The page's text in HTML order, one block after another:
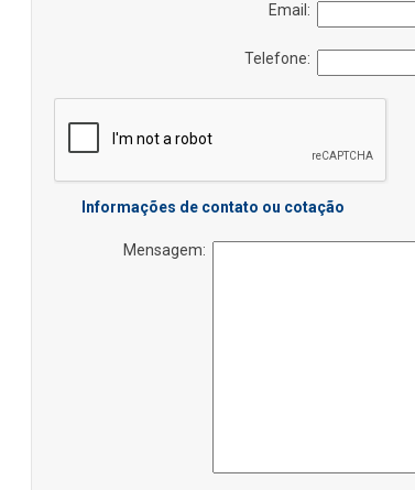
Email:
Telefone:
Informações de contato ou cotação
Mensagem: